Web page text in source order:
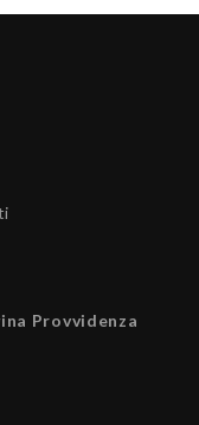
Provvidenza